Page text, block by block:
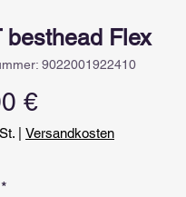
besthead Flex
9022001922410
€Preis
Versandkosten
*